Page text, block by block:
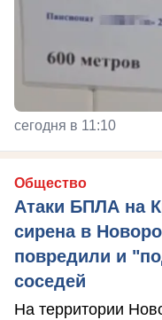
сегодня в 11:10
Общество
Атаки БПЛА на
сирена в
повредили и
соседей
На территории